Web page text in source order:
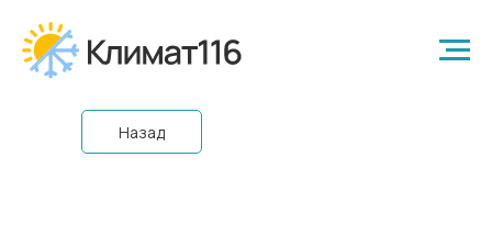
Назад